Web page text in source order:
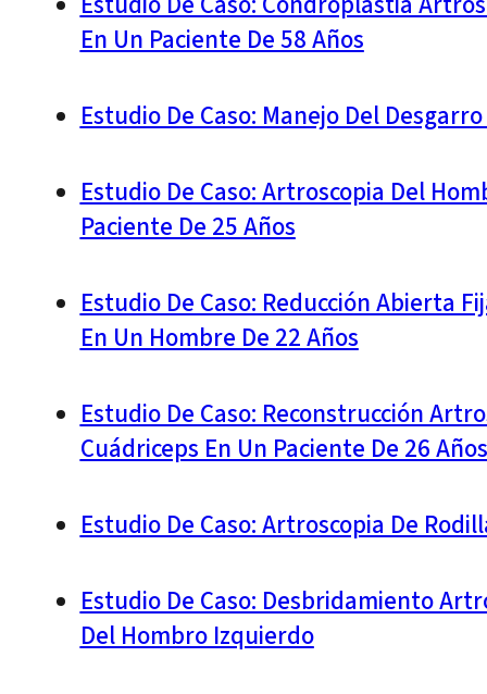
En Un Paciente De 58 Años
Estudio De Caso: Manejo Del
Estudio De Caso: Artroscopia Del
Paciente De 25 Años
Estudio De Caso: Reducción Abierta
En Un Hombre De 22 Años
Estudio De Caso: Reconstrucción
Cuádriceps En Un Paciente De 26 Años
Estudio De Caso: Artroscopia De
Estudio De Caso: Desbridamiento
Del Hombro Izquierdo